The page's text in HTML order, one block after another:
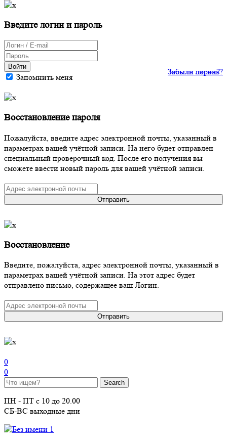
Введите логин и пароль
Войти
Запомнить меня
Забыли пароль?
Забыли логин?
Восстановление пароля
Пожалуйста, введите адрес электронной почты, указанный в
параметрах вашей учётной записи. На него будет отправлен
специальный проверочный код. После его получения вы
сможете ввести новый пароль для вашей учётной записи.
Отправить
Восстановление
Введите, пожалуйста, адрес электронной почты, указанный в
параметрах вашей учётной записи. На этот адрес будет
отправлено письмо, содержащее ваш Логин.
Отправить
0
0
ПН - ПТ с 10 до 20.00
СБ-ВС выходные дни